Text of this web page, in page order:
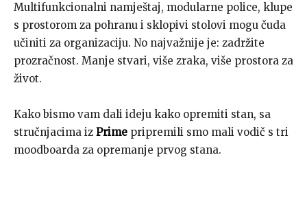
Multifunkcionalni namještaj, modularne police, klupe
s prostorom za pohranu i sklopivi stolovi mogu čuda
učiniti za organizaciju. No najvažnije je: zadržite
prozračnost. Manje stvari, više zraka, više prostora za
život.
Kako bismo vam dali ideju kako opremiti stan, sa
stručnjacima iz Prime pripremili smo mali vodič s tri
moodboarda za opremanje prvog stana.